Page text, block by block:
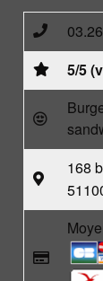
5/5
168